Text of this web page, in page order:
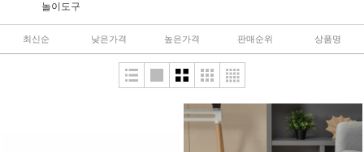
놀이도구
최신순 낮은가격 높은가격 판매순위 상품명